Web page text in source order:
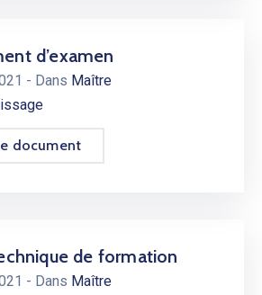
d’examen
- Dans Maître
document
de formation
- Dans Maître